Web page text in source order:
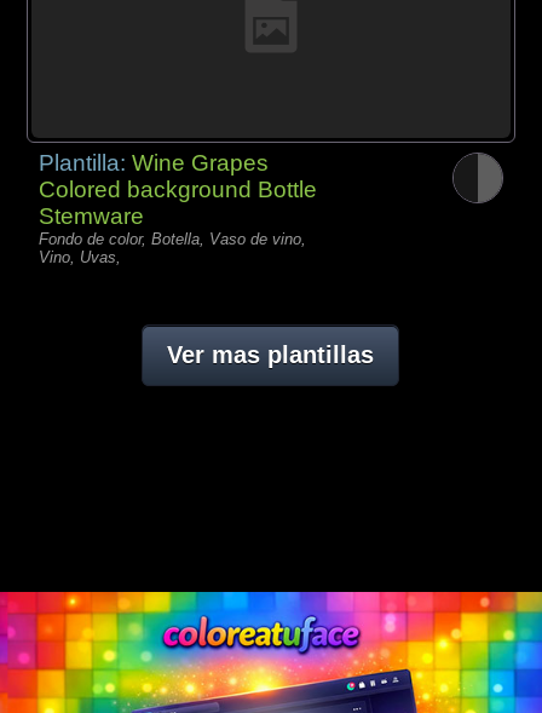
Plantilla:Wine Grapes
Colored background Bottle
Stemware
Fondo de color, Botella, Vaso de vino,
Vino, Uvas,
Ver mas plantillas